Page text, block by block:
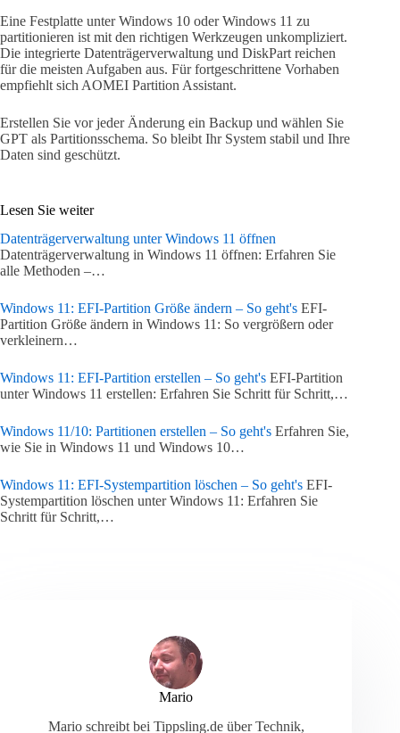
Eine Festplatte unter Windows 10 oder Windows 11 zu
partitionieren ist mit den richtigen Werkzeugen unkompliziert.
Die integrierte Datenträgerverwaltung und DiskPart reichen
für die meisten Aufgaben aus. Für fortgeschrittene Vorhaben
empfiehlt sich AOMEI Partition Assistant.
Erstellen Sie vor jeder Änderung ein Backup und wählen Sie
GPT als Partitionsschema. So bleibt Ihr System stabil und Ihre
Daten sind geschützt.
Lesen Sie weiter
Datenträgerverwaltung unter Windows 11 öffnen
Datenträgerverwaltung in Windows 11 öffnen: Erfahren Sie
alle Methoden –…
Windows 11: EFI-Partition Größe ändern – So geht's EFI-
Partition Größe ändern in Windows 11: So vergrößern oder
verkleinern…
Windows 11: EFI-Partition erstellen – So geht's EFI-Partition
unter Windows 11 erstellen: Erfahren Sie Schritt für Schritt,…
Windows 11/10: Partitionen erstellen – So geht's Erfahren Sie,
wie Sie in Windows 11 und Windows 10…
Windows 11: EFI-Systempartition löschen – So geht's EFI-
Systempartition löschen unter Windows 11: Erfahren Sie
Schritt für Schritt,…
Mario
Mario schreibt bei Tippsling.de über Technik,